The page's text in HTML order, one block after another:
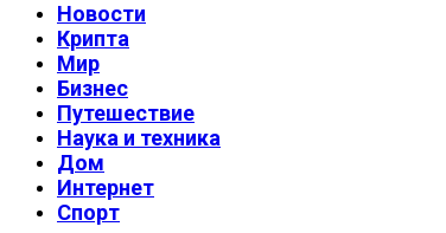
Новости
Крипта
Мир
Бизнес
Путешествие
Наука и техника
Дом
Интернет
Спорт